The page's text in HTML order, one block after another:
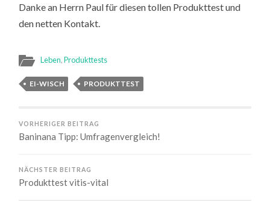
Danke an Herrn Paul für diesen tollen Produkttest und
den netten Kontakt.
Leben,Produkttests
EI-WISCH PRODUKTTEST
VORHERIGER BEITRAG
Baninana Tipp: Umfragenvergleich!
NÄCHSTER BEITRAG
Produkttest vitis-vital